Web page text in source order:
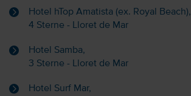
Hotel hTop Amatista (ex. Royal Beach),
4 Sterne - Lloret de Mar
Hotel Samba,
3 Sterne - Lloret de Mar
Hotel Surf Mar,